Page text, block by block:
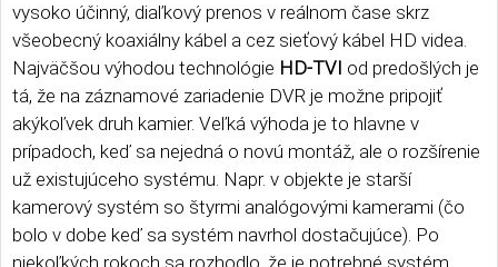
vysoko účinný, diaľkový prenos v reálnom čase skrz
všeobecný koaxiálny kábel a cez sieťový kábel HD videa.
Najväčšou výhodou technológie HD-TVI od predošlých je
tá, že na záznamové zariadenie DVR je možne pripojiť
akýkoľvek druh kamier. Veľká výhoda je to hlavne v
prípadoch, keď sa nejedná o novú montáž, ale o rozšírenie
už existujúceho systému. Napr. v objekte je starší
kamerový systém so štyrmi analógovými kamerami (čo
bolo v dobe keď sa systém navrhol dostačujúce). Po
niekoľkých rokoch sa rozhodlo, že je potrebné systém